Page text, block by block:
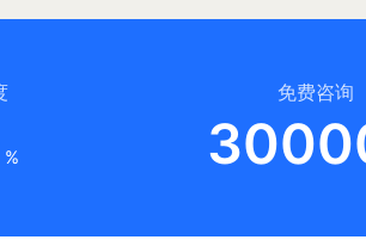
%
免费咨询